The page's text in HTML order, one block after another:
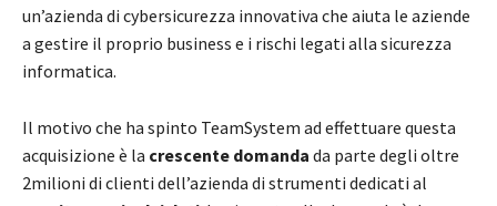
un’azienda di cybersicurezza innovativa che aiuta le aziende
a gestire il proprio business e i rischi legati alla sicurezza
informatica.
Il motivo che ha spinto TeamSystem ad effettuare questa
acquisizione è la crescente domanda da parte degli oltre
2milioni di clienti dell’azienda di strumenti dedicati al